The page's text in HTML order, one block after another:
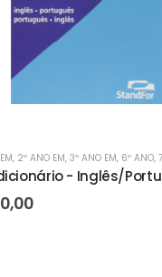
,COLÉGIO ADVENTISTA DE
,COLÉGIO
, 2º ANO EM, 3º ANO EM, 6º ANO,
- Inglês/